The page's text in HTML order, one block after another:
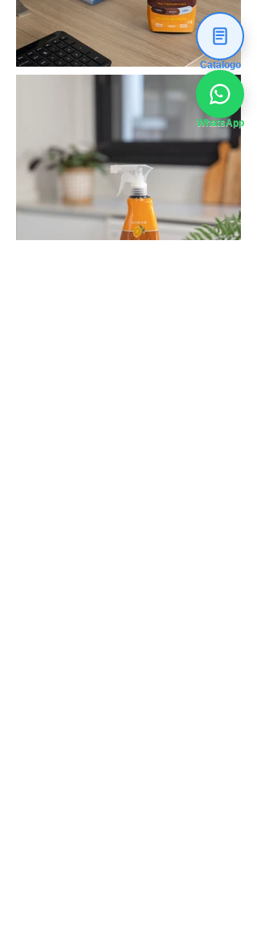
Catálogo
WhatsApp